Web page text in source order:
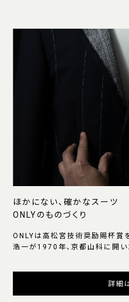
ほかにない、確かなスーツ
ONLYのものづくり
ONLYは高松宮技術奨励賜杯賞
浩一が1970年、京都山科に開い
詳細